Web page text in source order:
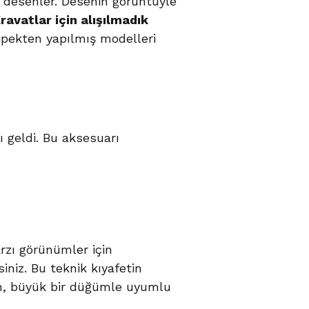
için alışılmadık
yapılmış modelleri
Bu aksesuarı
görünümler için
Bu teknik kıyafetin
büyük bir düğümle uyumlu